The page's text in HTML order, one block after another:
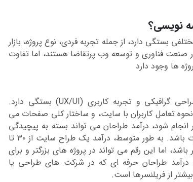
نویسی؟
بستگی دارد، از جمله تجربه فردی، نوع پروژه، بازار
فناوری و توسعه وب پرتقاضا هستند، اما تفاوت
ها وجود دارد
درآمد طراحان سایت بیشتر به مهارت های طراحی گرافیکی و تجربه کاربری (UX/UI) بستگی دارد.
تعامل کاربران با سایت، و ساختار کلی صفحات می
شود، درآمد طراحان می تواند بسته به پیچیدگی
پروژه، تعداد مشتریان و بازار هدف بسیار متفاوت باشد. به طور متوسط، درآمد یک طراح سایت از ۳۰ تا
باشد، اما این رقم می تواند در پروژه های بزرگتر و برای
درآمد طراحان حرفه ای که در شرکت های طراحی یا
از فریلنسرها است.